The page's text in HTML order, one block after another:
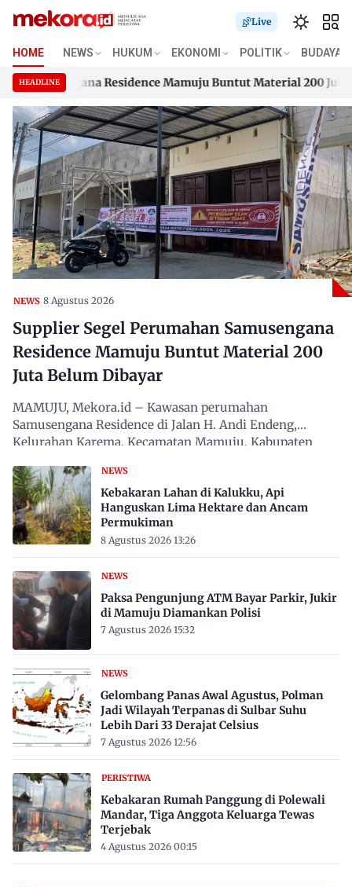
Skip
content
Live
HOME NEWS HUKUM EKONOMI POLITIK BUDAYA
HEADLINE Residence Mamuju Buntut Material 200 Juta
Residence Mamuju Buntut Material 200 Juta
NEWS 8 Agustus 2026
Supplier Segel Perumahan Samusengana
Residence Mamuju Buntut Material 200
Juta Belum Dibayar
MAMUJU, Mekora.id – Kawasan perumahan
Samusengana Residence di Jalan H. Andi Endeng,
Kelurahan Karema, Kecamatan Mamuju, Kabupaten
NEWS
Kebakaran Lahan di Kalukku, Api
Hanguskan Lima Hektare dan Ancam
Permukiman
8 Agustus 2026 13:26
NEWS
Paksa Pengunjung ATM Bayar Parkir, Jukir
di Mamuju Diamankan Polisi
7 Agustus 2026 15:32
NEWS
Gelombang Panas Awal Agustus, Polman
Jadi Wilayah Terpanas di Sulbar Suhu
Lebih Dari 33 Derajat Celsius
7 Agustus 2026 12:56
PERISTIWA
Kebakaran Rumah Panggung di Polewali
Mandar, Tiga Anggota Keluarga Tewas
Terjebak
4 Agustus 2026 00:15